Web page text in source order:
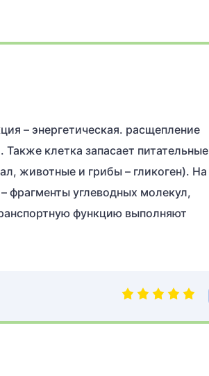
– энергетическая. расщепление
клетка запасает питательные
животные и грибы – гликоген). На
фрагменты углеводных молекул,
функцию выполняют